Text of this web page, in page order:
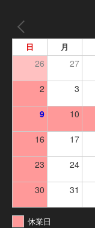
日 月
26 27
2 3
9 10
16 17
23 24
30 31
休業日